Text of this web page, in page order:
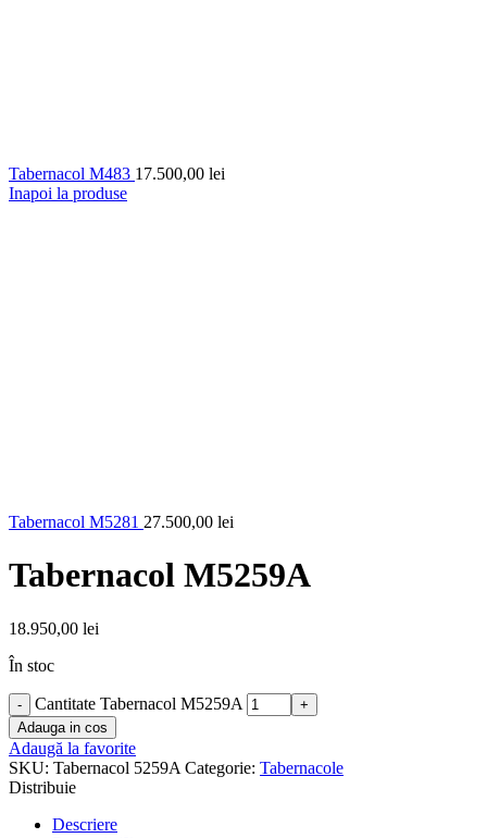
Tabernacol M483 17.500,00 lei
Inapoi la produse
Tabernacol M5281 27.500,00 lei
Tabernacol M5259A
18.950,00 lei
În stoc
Cantitate Tabernacol M5259A
Adauga in cos
Adaugă la favorite
SKU: Tabernacol 5259A Categorie: Tabernacole
Distribuie
Descriere